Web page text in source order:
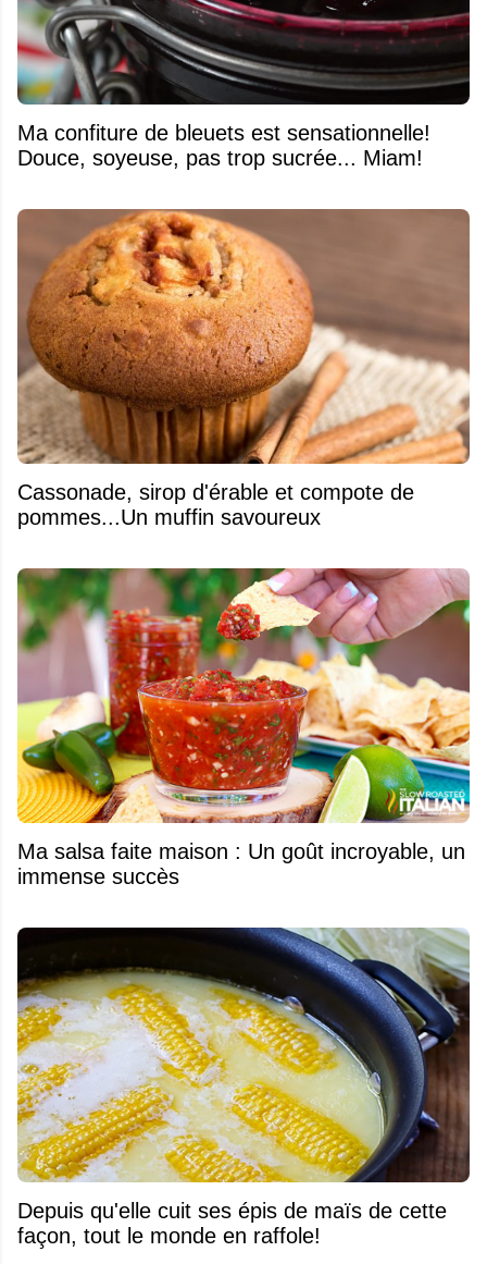
Ma confiture de bleuets est sensationnelle!
Douce, soyeuse, pas trop sucrée... Miam!
​Cassonade, sirop d'érable et compote de
pommes...Un muffin savoureux
Ma salsa faite maison : Un goût incroyable, un
immense succès
Depuis qu'elle cuit ses épis de maïs de cette
façon, tout le monde en raffole!